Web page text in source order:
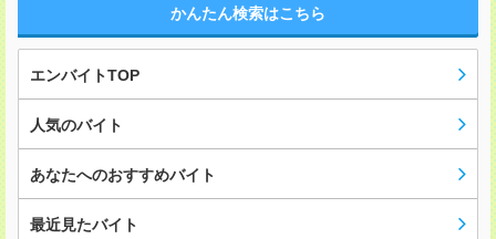
かんたん検索はこちら
エンバイトTOP
人気のバイト
あなたへのおすすめバイト
最近見たバイト